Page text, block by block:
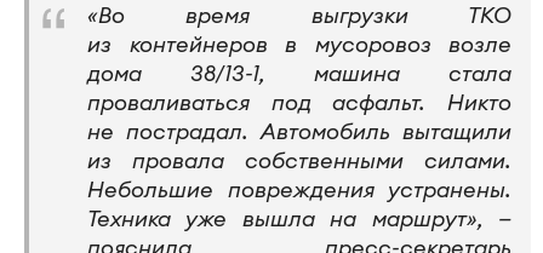
«Во время выгрузки ТКО
из контейнеров в мусоровоз возле
дома 38/13-1, машина стала
проваливаться под асфальт. Никто
не пострадал. Автомобиль вытащили
из провала собственными силами.
Небольшие повреждения устранены.
Техника уже вышла на маршрут», —